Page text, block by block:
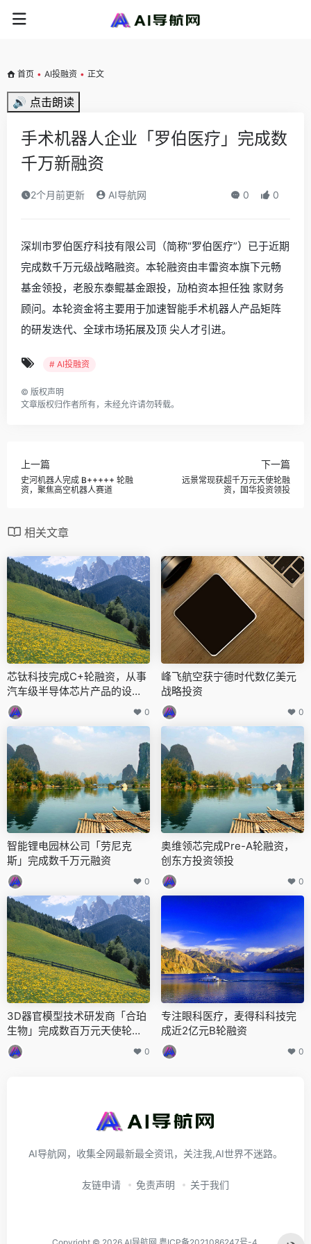
首页 • AI投融资 • 正文
🔊 点击朗读
手术机器人企业「罗伯医疗」完成数
千万新融资
2个月前更新 AI导航网 0 0
深圳市罗伯医疗科技有限公司（简称“罗伯医疗”）已于近期
完成数千万元级战略融资。本轮融资由丰雷资本旗下元畅
基金领投，老股东泰鲲基金跟投，劢柏资本担任独 家财务
顾问。本轮资金将主要用于加速智能手术机器人产品矩阵
的研发迭代、全球市场拓展及顶 尖人才引进。
# AI投融资
© 版权声明
文章版权归作者所有，未经允许请勿转载。
上一篇
史河机器人完成 B+++++ 轮融
资，聚焦高空机器人赛道
下一篇
远景常现获超千万元天使轮融
资，国华投资领投
相关文章
芯钛科技完成C+轮融资，从事
汽车级半导体芯片产品的设计
研发
0
峰飞航空获宁德时代数亿美元
战略投资
0
智能锂电园林公司「劳尼克
斯」完成数千万元融资
0
奥维领芯完成Pre-A轮融资，
创东方投资领投
0
3D器官模型技术研发商「合珀
生物」完成数百万元天使轮融
资
0
专注眼科医疗，麦得科科技完
成近2亿元B轮融资
0
AI导航网，收集全网最新最全资讯，关注我,AI世界不迷路。
友链申请 免责声明 关于我们